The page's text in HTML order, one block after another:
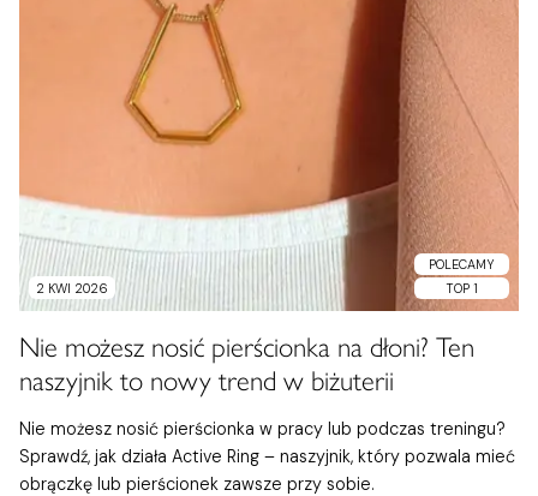
2 KWI 2026
POLECAMY
TOP 1
Nie możesz nosić pierścionka na dłoni? Ten
naszyjnik to nowy trend w biżuterii
Nie możesz nosić pierścionka w pracy lub podczas treningu?
Sprawdź, jak działa Active Ring – naszyjnik, który pozwala mieć
obrączkę lub pierścionek zawsze przy sobie.